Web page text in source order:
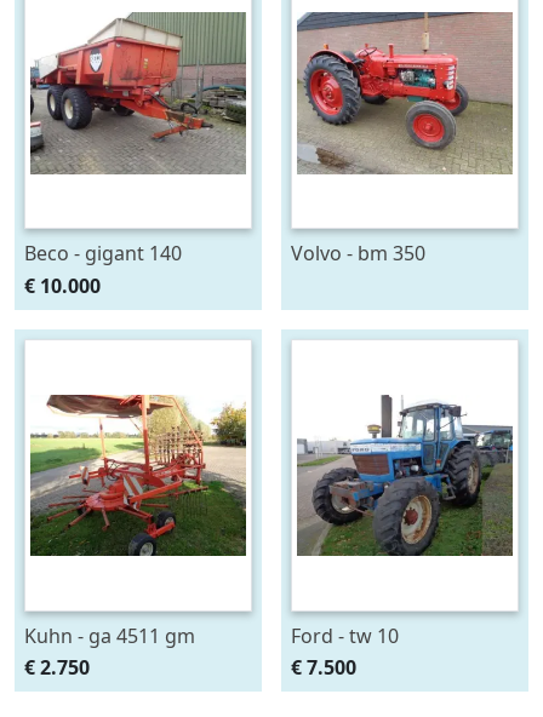
Beco - gigant 140
€ 10.000
Volvo - bm 350
Kuhn - ga 4511 gm
€ 2.750
Ford - tw 10
€ 7.500